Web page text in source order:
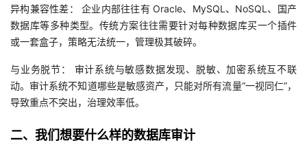
异构兼容性差： 企业内部往往有 Oracle、MySQL、NoSQL、国产
数据库等多种类型。传统方案往往需要针对每种数据库买一个插件
或一套盒子，策略无法统一，管理极其破碎。
与业务脱节： 审计系统与敏感数据发现、脱敏、加密系统互不联
动。审计系统不知道哪些是敏感资产，只能对所有流量“一视同仁”，
导致重点不突出，治理效率低。
二、我们想要什么样的数据库审计